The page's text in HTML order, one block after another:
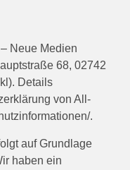
Neue Medien
68, 02742
Details
von All-
.
auf Grundlage
haben ein